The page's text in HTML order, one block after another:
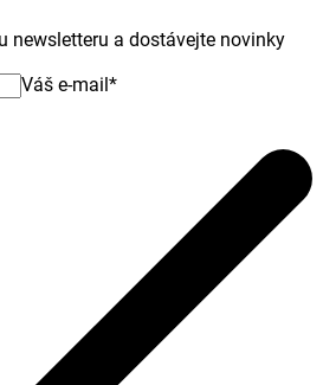
newsletteru a dostávejte novinky
Váš e-mail*